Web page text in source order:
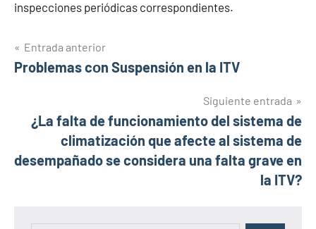
inspecciones periódicas correspondientes.
Navegación
de
Entrada anterior
Problemas cοn Suspensión en la ITV
Siguiente entrada
¿La falta de funcionamiento del sistema de
climatización que afecte al sistema de
desempañado se considera una falta grave en
la ITV?